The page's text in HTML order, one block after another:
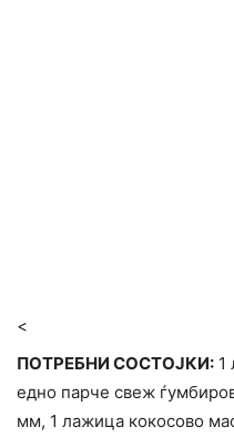
<
ПОТРЕБНИ СОСТОЈКИ: 1
едно парче свеж
мм, 1 лажица кокосово